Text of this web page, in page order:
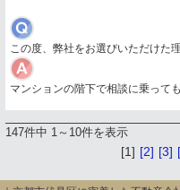
この度、弊社をお選びいただけた
マンションの階下で相談に乗って
147件中 1～10件を表示
[1] [2] [3]